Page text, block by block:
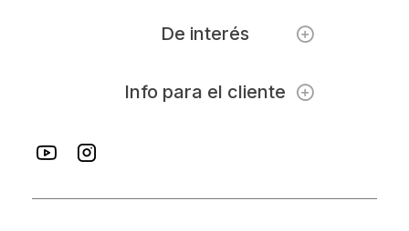
De interés
Info para el cliente